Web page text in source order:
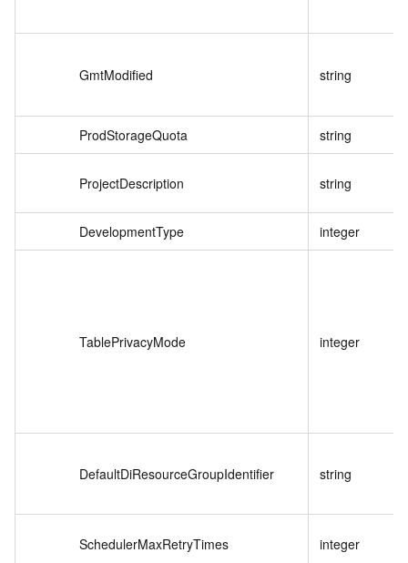
GmtModified string
ProdStorageQuota string
ProjectDescription string
DevelopmentType integer
TablePrivacyMode integer
DefaultDiResourceGroupIdentifier string
SchedulerMaxRetryTimes integer